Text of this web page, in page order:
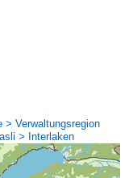
Verwaltungsregion
> Interlaken